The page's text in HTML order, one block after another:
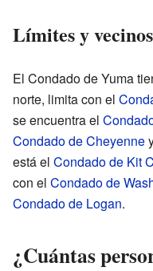
Límites y vecinos
El Condado de Yuma
norte, limita con el
se encuentra el
Condado de Cheyenne
está el Condado de Kit
con el Condado de
Condado de Logan.
¿Cuántas